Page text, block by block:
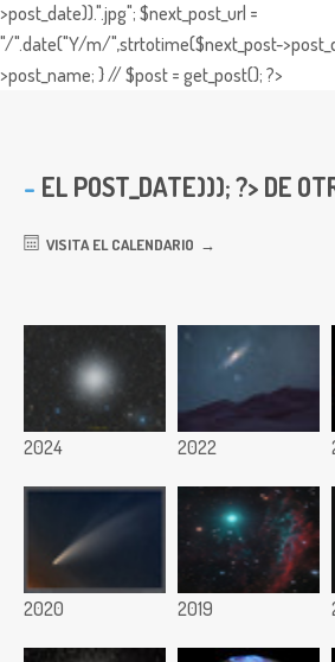
>post_date)).".jpg"; $next_post_url =
"/".date("Y/m/",strtotime($next_post-
>post_name; } // $post = get_post(); ?>
EL POST_DATE))); ?> DE
VISITA EL CALENDARIO
2024 2022
2020 2019